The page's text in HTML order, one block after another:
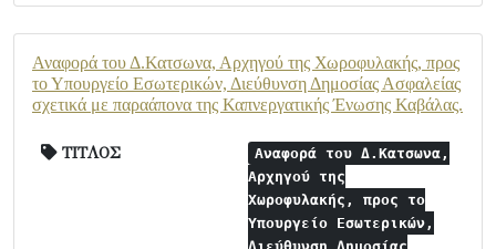
Αναφορά του Δ.Κατσωνα, Αρχηγού της Χωροφυλακής, προς
το Υπουργείο Εσωτερικών, Διεύθυνση Δημοσίας Ασφαλείας
σχετικά με παραάπονα της Καπνεργατικής Ένωσης Καβάλας.
ΤΙΤΛΟΣ
Αναφορά του Δ.Κατσωνα,
Αρχηγού της
Χωροφυλακής, προς το
Υπουργείο Εσωτερικών,